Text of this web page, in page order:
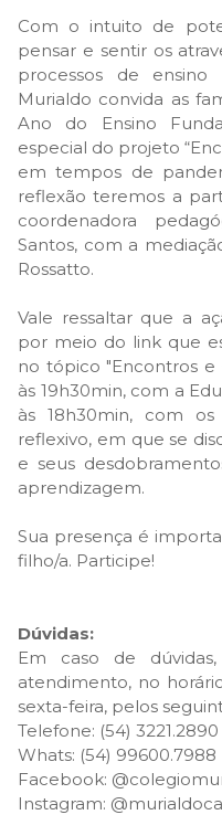
Com o intuito de
pensar e sentir os
processos de
Murialdo convida as
Ano do Ensino
especial do projeto
em tempos de
reflexão teremos a
coordenadora
Santos, com a
Rossatto.
Vale ressaltar que a
por meio do link que
no tópico "Encontros e
às 19h30min, com a
às 18h30min, com
reflexivo, em que se
e seus
aprendizagem.
Sua presença é
filho/a. Participe!
Dúvidas:
Em caso de
atendimento, no
sexta-feira, pelos
Telefone: (54) 3221.2890
Whats: (54) 99600.7988
Facebook:
Instagram: